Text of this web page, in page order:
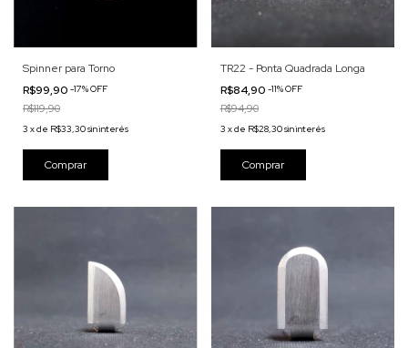
Spinner para Torno
R$99,90 -17%OFF
R$119,90
3 xde R$33,30sin interés
TR22 - Ponta Quadrada Longa
R$84,90 -11%OFF
R$94,90
3 xde R$28,30sin interés